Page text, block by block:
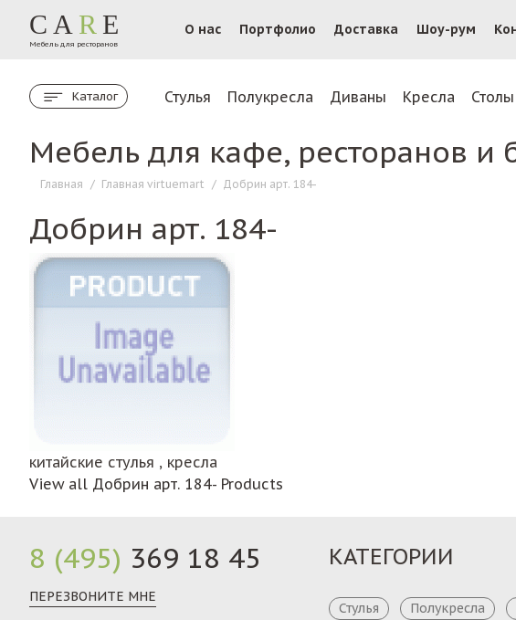
CA R E
Мебель для ресторанов
О нас Портфолио Доставка Шоу-рум
Каталог Стулья Полукресла Диваны Кресла Столы
Мебель для кафе, ресторанов и
Главная / Главная virtuemart / Добрин арт. 184-
Добрин арт. 184-
китайские стулья , кресла
View all Добрин арт. 184- Products
8 (495) 369 18 45
ПЕРЕЗВОНИТЕ МНЕ
КАТЕГОРИИ
Стулья Полукресла